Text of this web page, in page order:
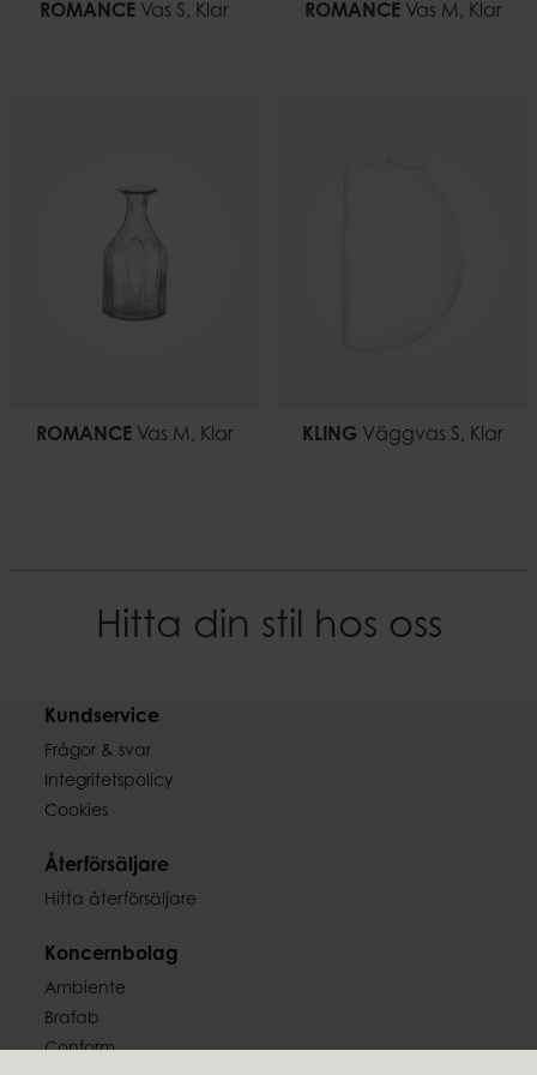
ROMANCE Vas S, Klar ROMANCEVas M, Klar
ROMANCEVas M, Klar KLING Väggvas S, Klar
Hitta din stil hos oss
Kundservice
Frågor & svar
Integritetspolicy
Cookies
Återförsäljare
Hitta återförsäljare
Koncernbolag
Ambiente
Brafab
Conform